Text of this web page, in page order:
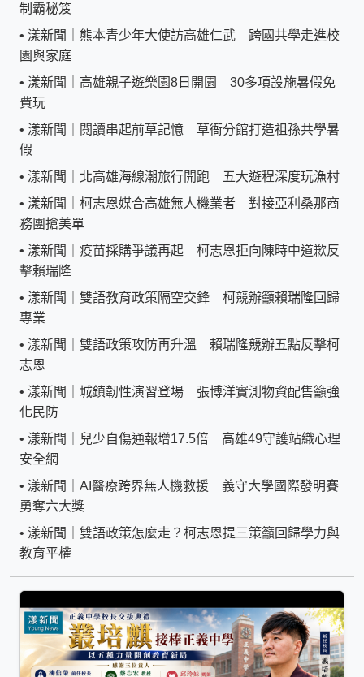
制霸秘笈
• 漾新聞｜熊本青少年大使訪高雄仁武 跨國共學走進校
園與家庭
• 漾新聞｜高雄親子遊樂園8日開園 30多項設施暑假免
費玩
• 漾新聞｜閱讀串起前草記憶 草衙分館打造祖孫共學暑
假
• 漾新聞｜北高雄海線潮旅行開跑 五大遊程深度玩漁村
• 漾新聞｜柯志恩媒合高雄無人機業者 對接亞利桑那商
務團搶美單
• 漾新聞｜疫苗採購爭議再起 柯志恩拒向陳時中道歉反
擊賴瑞隆
• 漾新聞｜雙語教育政策隔空交鋒 柯競辦籲賴瑞隆回歸
專業
• 漾新聞｜雙語政策攻防再升溫 賴瑞隆競辦五點反擊柯
志恩
• 漾新聞｜城鎮韌性演習登場 張博洋實測物資配售籲強
化民防
• 漾新聞｜兒少自傷通報增17.5倍 高雄49守護站織心理
安全網
• 漾新聞｜AI醫療跨界無人機救援 義守大學國際發明賽
勇奪六大獎
• 漾新聞｜雙語政策怎麼走？柯志恩提三策籲回歸學力與
教育平權